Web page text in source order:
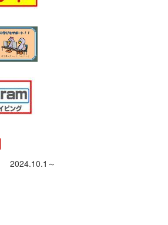
2024.10.1～